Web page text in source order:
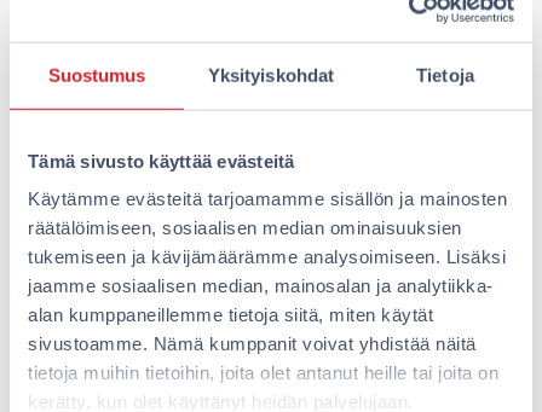
Suostumus Yksityiskohdat Tietoja
Tämä sivusto käyttää evästeitä
Käytämme evästeitä tarjoamamme sisällön ja mainosten
räätälöimiseen, sosiaalisen median ominaisuuksien
tukemiseen ja kävijämäärämme analysoimiseen. Lisäksi
jaamme sosiaalisen median, mainosalan ja analytiikka-
alan kumppaneillemme tietoja siitä, miten käytät
sivustoamme. Nämä kumppanit voivat yhdistää näitä
tietoja muihin tietoihin, joita olet antanut heille tai joita on
kerätty, kun olet käyttänyt heidän palvelujaan.
vapauden valita omat elämyksenne ilman, että olette
sidottuja hotellin tarjoamiin palveluihin. Lisäksi, koska
meillä ei ole vastaanottoa, vältätte jonotuksen ja
Miten valita oikea hotelli
ryhmällesi?
Kun valitset hotellia ryhmällesi, kannattaa huomioida
muutama keskeinen tekijä. Ensinnäkin sijainti:
varmista, että hotelli sijaitsee hyvällä paikalla, josta on
helppo pääsy ryhmänne haluamiin kohteisiin. Myös